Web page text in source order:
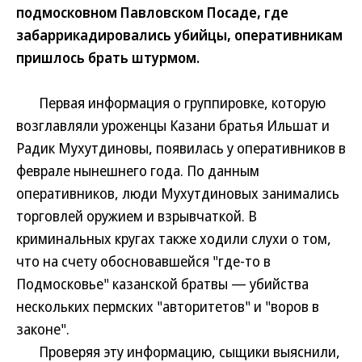
подмосковном Павловском Посаде, где
забаррикадировались убийцы, оперативникам
пришлось брать штурмом.
Первая информация о группировке, которую
возглавляли уроженцы Казани братья Ильшат и
Радик Мухутдиновы, появилась у оперативников в
феврале нынешнего года. По данным
оперативников, люди Мухутдиновых занимались
торговлей оружием и взрывчаткой. В
криминальных кругах также ходили слухи о том,
что на счету обосновавшейся "где-то в
Подмосковье" казанской братвы — убийства
нескольких пермских "авторитетов" и "воров в
законе".
Проверяя эту информацию, сыщики выяснили,